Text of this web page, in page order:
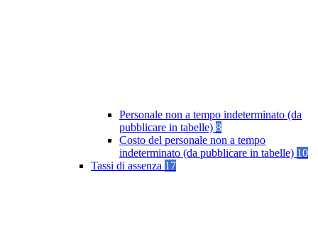
Personale non a tempo indeterminato (da
pubblicare in tabelle) 8
Costo del personale non a tempo
indeterminato (da pubblicare in tabelle) 10
Tassi di assenza 17